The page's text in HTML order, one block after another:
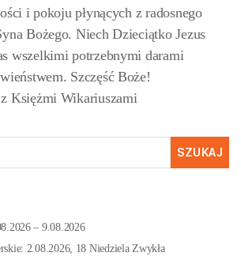
i pokoju płynących z radosnego
Bożego. Niech Dzieciątko Jezus
wszelkimi potrzebnymi darami
Szczęść Boże!
Księżmi Wikariuszami
– 9.08.2026
2.08.2026, 18 Niedziela Zwykła